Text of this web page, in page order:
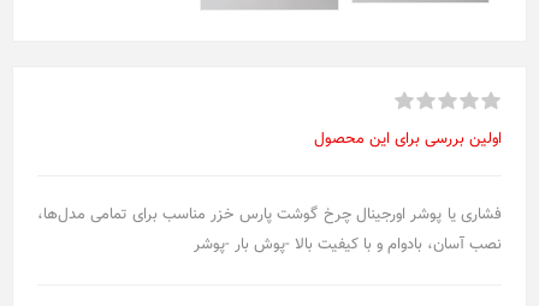
اولین بررسی برای این محصول
فشاری یا پوشر اورجینال چرخ گوشت پارس خزر مناسب برای تمامی مدل‌ها،
نصب آسان، بادوام و با کیفیت بالا -پوش بار -پوشر